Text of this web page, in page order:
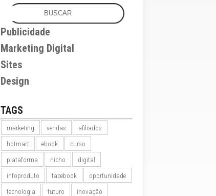
Publicidade
Marketing Digital
Sites
Design
TAGS
marketing vendas afiliados
hotmart ebook curso
plataforma nicho digital
infoproduto facebook oportunidade
tecnologia futuro inovação